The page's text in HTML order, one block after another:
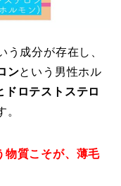
う成分が存在し、
ンという男性ホル
ドロテストステロ
。
物質こそが、薄毛